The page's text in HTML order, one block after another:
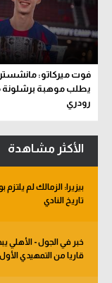
أقسام خاصة
Gamers
ميركاتو
تحقيق في الجول
تقرير في الجول
تحليل في الجول
حكايات في الجول
كويز في الجول
فوت ميركاتو:
يطلب موهبة برشلونة
رودري
الأكثر مشاهدة
بيزيرا: الزمالك لم
تاريخ النادي
قاريا من التمهيدي الأول